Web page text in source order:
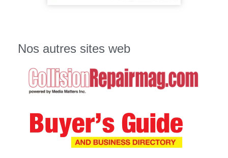
Nos autres sites web